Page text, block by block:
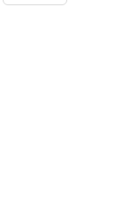
Xiaomi